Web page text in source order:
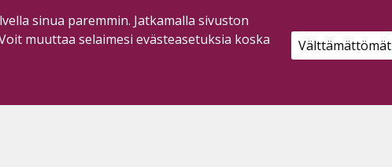
sinua paremmin. Jatkamalla sivuston
muuttaa selaimesi evästeasetuksia koska
Välttämättömät